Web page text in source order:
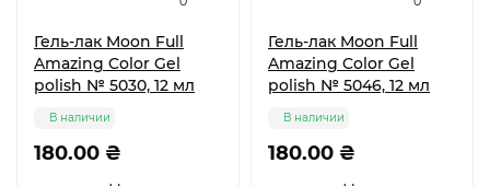
Гель-лак Moon Full
Amazing Color Gel
polish № 5030, 12 мл
180.00 ₴
В наличии
Гель-лак Moon Full
Amazing Color Gel
polish № 5046, 12 мл
180.00 ₴
В наличии